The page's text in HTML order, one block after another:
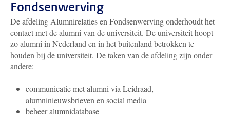
Fondsenwerving
De afdeling Alumnirelaties en Fondsenwerving onderhoudt het
contact met de alumni van de universiteit. De universiteit hoopt
zo alumni in Nederland en in het buitenland betrokken te
houden bij de universiteit. De taken van de afdeling zijn onder
andere:
communicatie met alumni via Leidraad,
alumninieuwsbrieven en social media
beheer alumnidatabase